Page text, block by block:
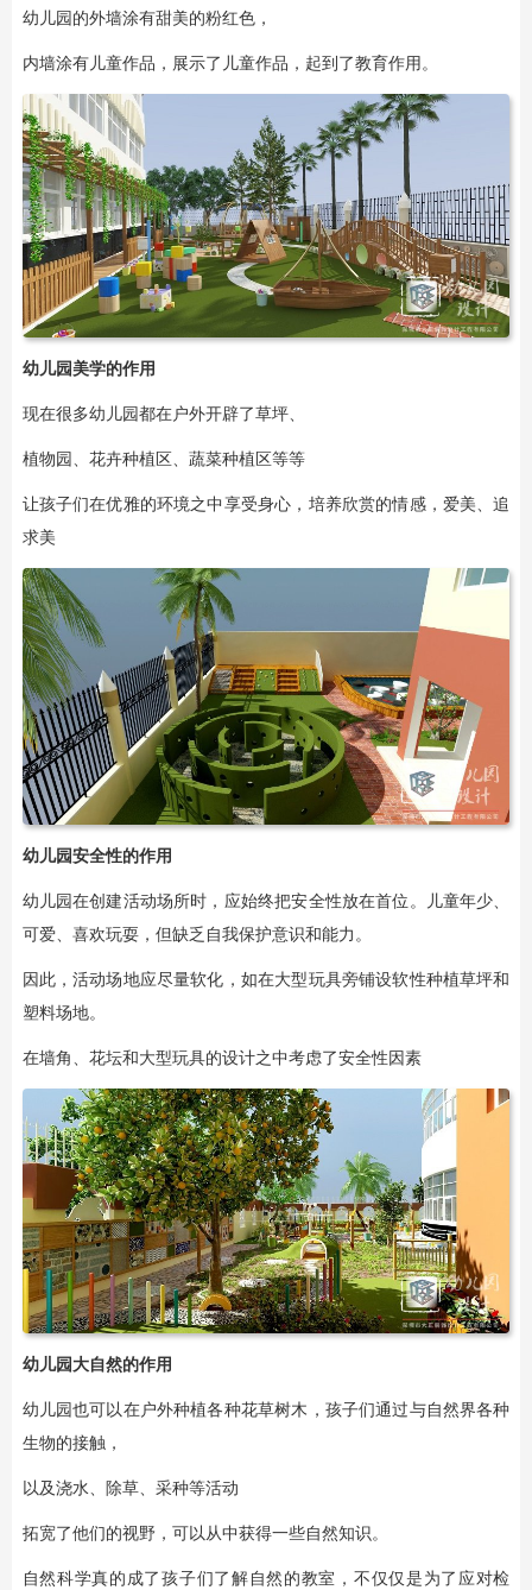
幼儿园的外墙涂有甜美的粉红色，
内墙涂有儿童作品，展示了儿童作品，起到了教育作用。
幼儿园美学的作用
现在很多幼儿园都在户外开辟了草坪、
植物园、花卉种植区、蔬菜种植区等等
让孩子们在优雅的环境之中享受身心，培养欣赏的情感，爱美、追
求美
幼儿园安全性的作用
幼儿园在创建活动场所时，应始终把安全性放在首位。儿童年少、
可爱、喜欢玩耍，但缺乏自我保护意识和能力。
因此，活动场地应尽量软化，如在大型玩具旁铺设软性种植草坪和
塑料场地。
在墙角、花坛和大型玩具的设计之中考虑了安全性因素
幼儿园大自然的作用
幼儿园也可以在户外种植各种花草树木，孩子们通过与自然界各种
生物的接触，
以及浇水、除草、采种等活动
拓宽了他们的视野，可以从中获得一些自然知识。
自然科学真的成了孩子们了解自然的教室，不仅仅是为了应对检